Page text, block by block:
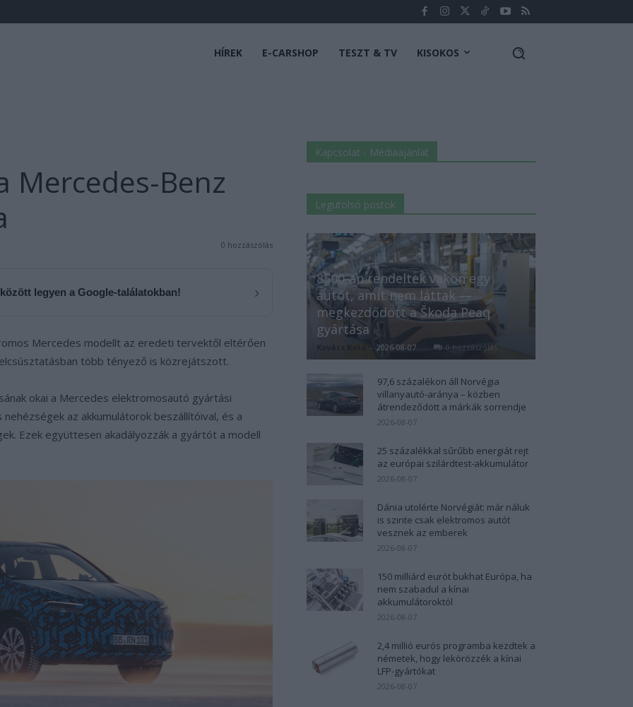
HÍREK E-CARSHOP TESZT & TV KISOKOS
Mercedes-Benz
0 hozzászólás
legyen a Google-találatokban! ›
Mercedes modellt az eredeti tervektől eltérően
több tényező is közrejátszott.
okai a Mercedes elektromosautó gyártási
az akkumulátorok beszállítóival, és a
Ezek együttesen akadályozzák a gyártót a modell
Kapcsolat - Médiaajánlat
Legutolsó postok
8500-an rendeltek vakon egy
autót, amit nem láttak —
megkezdődött a Škoda Peaq
gyártása
- 2026-08-07 0 hozzászólás
97,6 százalékon áll Norvégia
villanyautó-aránya – közben
átrendeződött a márkák sorrendje
2026-08-07
25 százalékkal sűrűbb energiát rejt
az európai szilárdtest-akkumulátor
2026-08-07
Dánia utolérte Norvégiát: már náluk
is szinte csak elektromos autót
vesznek az emberek
2026-08-07
150 milliárd eurót bukhat Európa, ha
nem szabadul a kínai
akkumulátoroktól
2026-08-07
2,4 millió eurós programba kezdtek a
németek, hogy lekörözzék a kínai
LFP-gyártókat
2026-08-07